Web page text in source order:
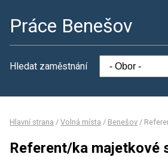
Práce Benešov
Hledat zaměstnání
Hlavní strana / Volná místa / Benešov /
Referent/ka majetkové